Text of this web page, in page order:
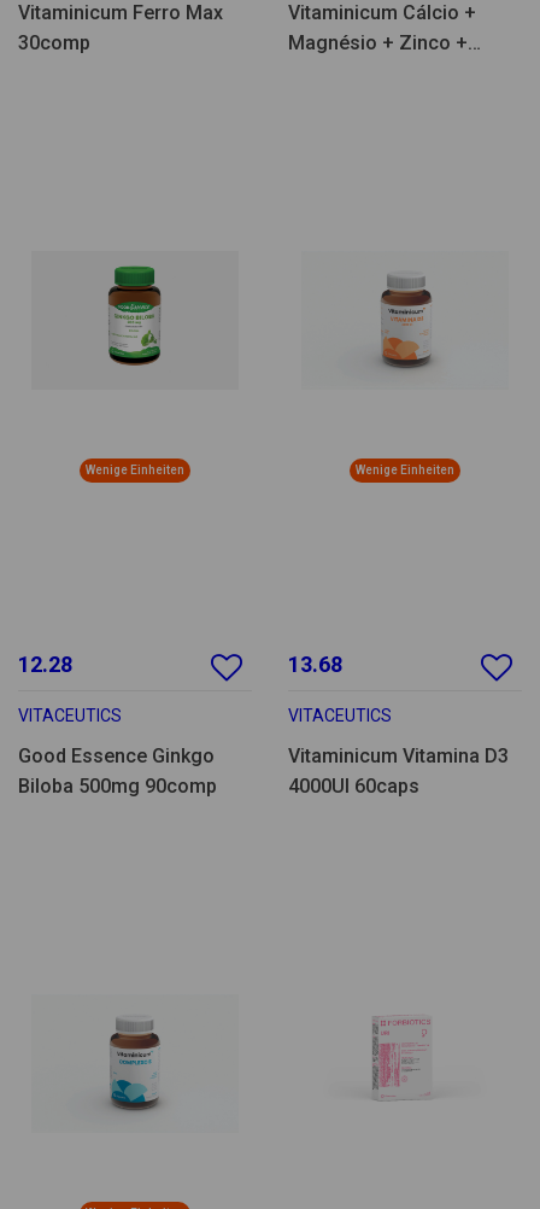
Vitaminicum Ferro Max
30comp
Vitaminicum Cálcio +
Magnésio + Zinco +
Wenige Einheiten
12.28
VITACEUTICS
Good Essence Ginkgo
Biloba 500mg 90comp
Wenige Einheiten
13.68
VITACEUTICS
Vitaminicum Vitamina D3
4000UI 60caps